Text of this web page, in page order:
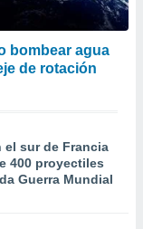
bombear agua
de rotación
el sur de Francia
400 proyectiles
Guerra Mundial